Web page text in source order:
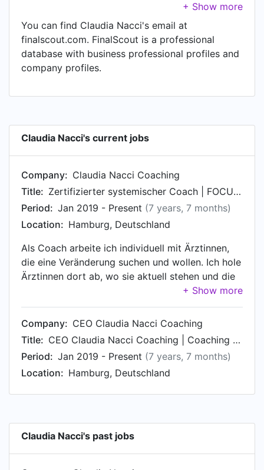
Claudia is currently Zertifizierter systemischer
Coach | FOCUSING orientiertes Coaching at
Claudia Nacci Coaching , located in Hamburg,
Deutschland. Claudia also works as CEO Claudia
Nacci Coaching | Coaching für Ärztinnen at CEO
Claudia Nacci Coaching , a job Claudia has held
until Aug 2019.
You can find Claudia Nacci's email at
finalscout.com. FinalScout is a professional
database with business professional profiles and
company profiles.
Claudia Nacci's current jobs
Company: Claudia Nacci Coaching
Title:
Zertifizierter systemischer Coach | FOCUSING orientiertes Coaching
Period: Jan 2019 - Present (7 years, 7 months)
Location: Hamburg, Deutschland
Als Coach arbeite ich individuell mit Ärztinnen,
die eine Veränderung suchen und wollen. Ich hole
Ärztinnen dort ab, wo sie aktuell stehen und die
bereit sind, kontinuierlich mit mir an sich zu
arbeiten. Kernthemen sind oft: ✔️ Selbstzweifel
✔️ Zweifel an den eigenen Kompetenzen ✔️
Umgang im hierarchischen System und männlich
dominiertem Feld ✔️ Wunsch nach stärkerer
Durchsetzung ✔️ Wunsch nach
selbstbewussterem Auftreten In meiner neuen
Geschichte und den damit verbundenen
Company: CEO Claudia Nacci Coaching
Title:
CEO Claudia Nacci Coaching | Coaching für Ärztinnen
Period: Jan 2019 - Present (7 years, 7 months)
Location: Hamburg, Deutschland
Claudia Nacci's past jobs